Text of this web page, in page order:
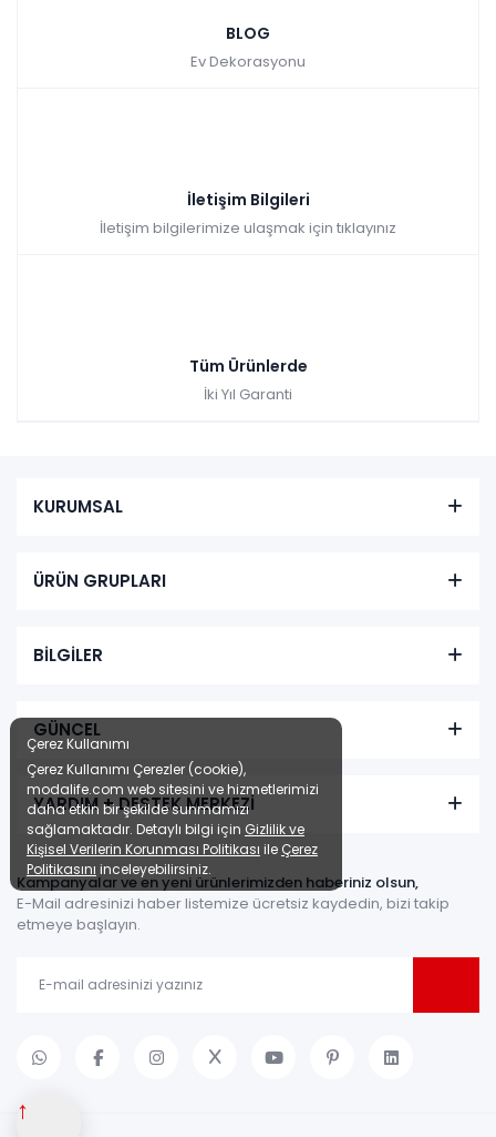
↑
BLOG
Ev Dekorasyonu
İletişim Bilgileri
İletişim bilgilerimize ulaşmak için tıklayınız
Tüm Ürünlerde
İki Yıl Garanti
KURUMSAL
ÜRÜN GRUPLARI
BİLGİLER
GÜNCEL
YARDIM + DESTEK MERKEZİ
Kampanyalar ve en yeni ürünlerimizden haberiniz olsun,
E-Mail adresinizi haber listemize ücretsiz kaydedin, bizi takip
etmeye başlayın.
Çerez Kullanımı
Çerez Kullanımı Çerezler (cookie),
modalife.com web sitesini ve hizmetlerimizi
daha etkin bir şekilde sunmamızı
sağlamaktadır. Detaylı bilgi için Gizlilik ve
Kişisel Verilerin Korunması Politikası ile Çerez
Politikasını inceleyebilirsiniz.